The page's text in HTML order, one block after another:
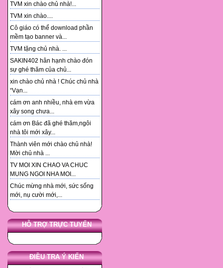
TVM xin chào chủ nhà!...
TVM xin chào....
Cô giáo có thể download phần
mềm tạo banner và...
TVM tặng chủ nhà. ...
SAKIN402 hân hạnh chào đón
sự ghé thăm của chủ...
xin chào chủ nhà ! Chúc chủ nhà
“Vạn...
cám ơn anh nhiều, nhà em vừa
xây song chưa...
cám ơn Bác đã ghé thăm,ngôi
nhà tôi mới xây...
Thành viên mới chào chủ nhà!
Mời chủ nhà ...
TV MOI XIN CHAO VA CHUC
MUNG NGOI NHA MOI...
Chúc mừng nhà mới, sức sống
mới, nụ cười mới,...
HỖ TRỢ TRỰC TUYẾN
ĐIỀU TRA Ý KIẾN